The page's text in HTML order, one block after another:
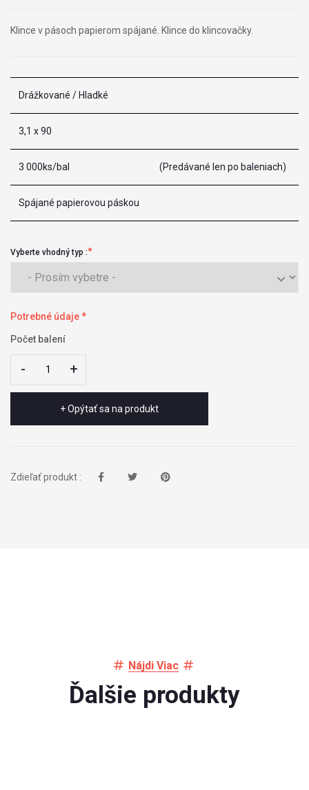
Klince v pásoch papierom spájané. Klince do klincovačky.
Drážkované / Hladké
3,1 x 90
3 000ks/bal (Predávané len po baleniach)
Spájané papierovou páskou
Vyberte vhodný typ :
Potrebné údaje *
Počet balení
- +
- +
+ Opýtať sa na produkt
Zdieľať produkt :
Nájdi Viac
Ďalšie produkty